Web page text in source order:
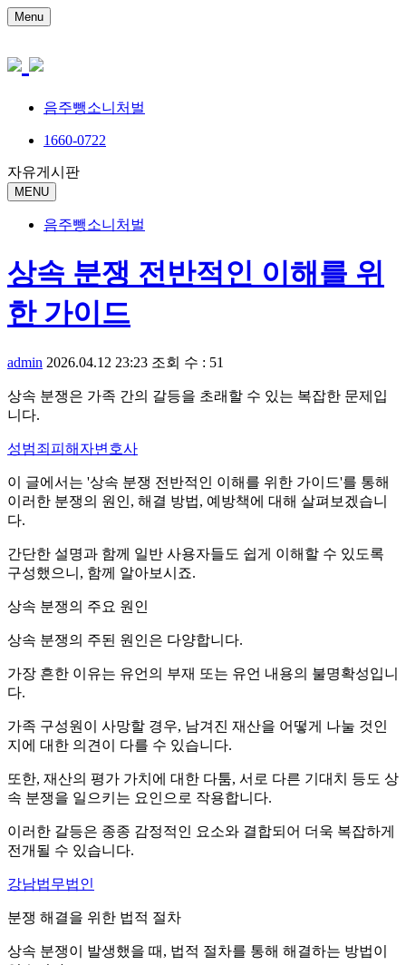
Menu
음주뺑소니처벌
1660-0722
자유게시판
MENU
음주뺑소니처벌
상속 분쟁 전반적인 이해를 위
한 가이드
admin 2026.04.12 23:23 조회 수 : 51
상속 분쟁은 가족 간의 갈등을 초래할 수 있는 복잡한 문제입
니다.
성범죄피해자변호사
이 글에서는 '상속 분쟁 전반적인 이해를 위한 가이드'를 통해
이러한 분쟁의 원인, 해결 방법, 예방책에 대해 살펴보겠습니
다.
간단한 설명과 함께 일반 사용자들도 쉽게 이해할 수 있도록
구성했으니, 함께 알아보시죠.
상속 분쟁의 주요 원인
상속 분쟁의 주된 원인은 다양합니다.
가장 흔한 이유는 유언의 부재 또는 유언 내용의 불명확성입니
다.
가족 구성원이 사망할 경우, 남겨진 재산을 어떻게 나눌 것인
지에 대한 의견이 다를 수 있습니다.
또한, 재산의 평가 가치에 대한 다툼, 서로 다른 기대치 등도 상
속 분쟁을 일으키는 요인으로 작용합니다.
이러한 갈등은 종종 감정적인 요소와 결합되어 더욱 복잡하게
전개될 수 있습니다.
강남법무법인
분쟁 해결을 위한 법적 절차
상속 분쟁이 발생했을 때, 법적 절차를 통해 해결하는 방법이